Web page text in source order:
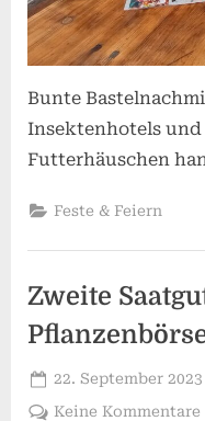
Bunte
Insektenhotels
Futterhäuschen
Feste & Feiern
Zweite
Posted
on
22. September 2023
Keine Kommentare